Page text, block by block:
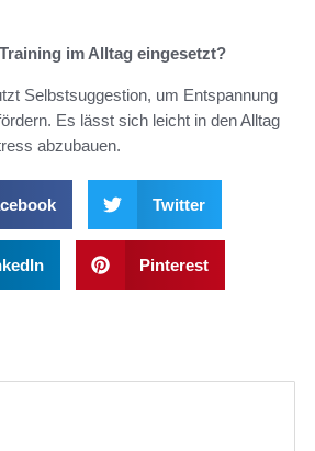
im Alltag eingesetzt?
Selbstsuggestion, um Entspannung
Es lässt sich leicht in den Alltag
abzubauen.
Twitter
Pinterest